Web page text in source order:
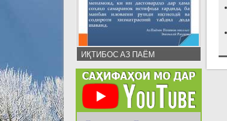
ИҚТИБОС АЗ ПАЁМ